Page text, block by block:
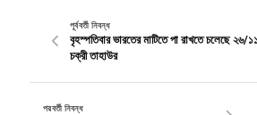
পূর্ববর্তী নিবন্ধ
বৃহস্পতিবার ভারতের মাটিতে পা রাখতে চলেছে
চক্রী তাহাউর
পরবর্তী নিবন্ধ